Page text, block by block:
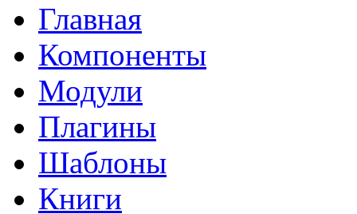
Главная
Компоненты
Модули
Плагины
Шаблоны
Книги